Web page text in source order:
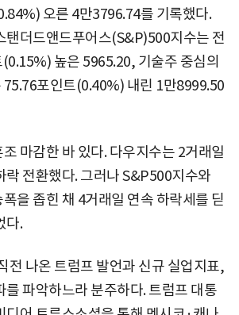
오른 4만3796.74를 기록했다.
탠더드앤드푸어스(S&P)500지수는 전
높은 5965.20, 기술주 중심의
포인트(0.40%) 내린 1만8999.50
마감한 바 있다. 다우지수는 2거래일
락 전환했다. 그러나 S&P500지수와
을 좁힌 채 4거래일 연속 하락세를 딛
다.
전 나온 트럼프 발언과 신규 실업지표,
를 파악하느라 분주하다. 트럼프 대통